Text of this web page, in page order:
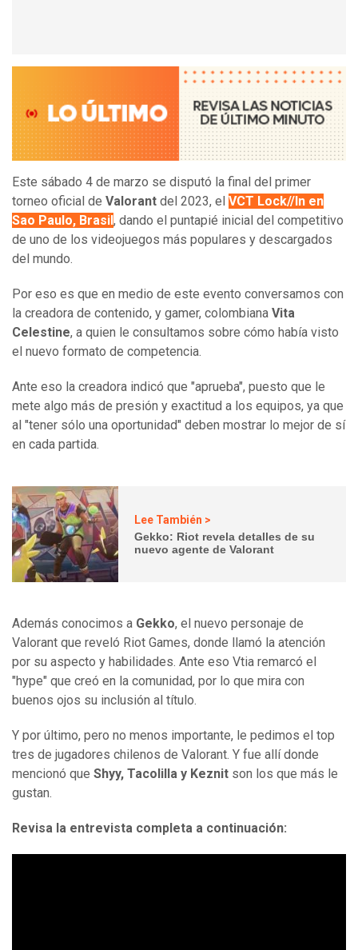
Este sábado 4 de marzo se disputó la final del primer
torneo oficial de Valorant del 2023, el VCT Lock//In en
Sao Paulo, Brasil , dando el puntapié inicial del competitivo
de uno de los videojuegos más populares y descargados
del mundo.
Por eso es que en medio de este evento conversamos con
la creadora de contenido, y gamer, colombiana Vita
Celestine, a quien le consultamos sobre cómo había visto
el nuevo formato de competencia.
Ante eso la creadora indicó que "aprueba", puesto que le
mete algo más de presión y exactitud a los equipos, ya que
al "tener sólo una oportunidad" deben mostrar lo mejor de sí
en cada partida.
Lee También >
Gekko: Riot revela detalles de su
nuevo agente de Valorant
Además conocimos a Gekko, el nuevo personaje de
Valorant que reveló Riot Games, donde llamó la atención
por su aspecto y habilidades. Ante eso Vtia remarcó el
"hype" que creó en la comunidad, por lo que mira con
buenos ojos su inclusión al título.
Y por último, pero no menos importante, le pedimos el top
tres de jugadores chilenos de Valorant. Y fue allí donde
mencionó que Shyy, Tacolilla y Keznit son los que más le
gustan.
Revisa la entrevista completa a continuación: